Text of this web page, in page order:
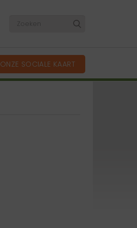
ONZE SOCIALE KAART